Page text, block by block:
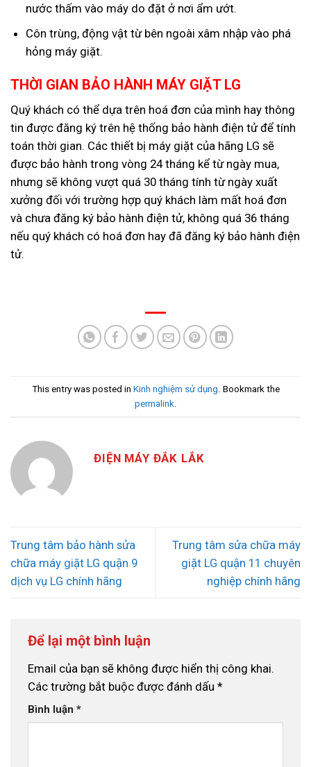
nước thấm vào máy do đặt ở nơi ẩm ướt.
Côn trùng, động vật từ bên ngoài xâm nhập vào phá
hỏng máy giặt.
THỜI GIAN BẢO HÀNH MÁY GIẶT LG
Quý khách có thể dựa trên hoá đơn của mình hay thông
tin được đăng ký trên hệ thống bảo hành điện tử để tính
toán thời gian. Các thiết bị máy giặt của hãng LG sẽ
được bảo hành trong vòng 24 tháng kể từ ngày mua,
nhưng sẽ không vượt quá 30 tháng tính từ ngày xuất
xưởng đối với trường hợp quý khách làm mất hoá đơn
và chưa đăng ký bảo hành điện tử, không quá 36 tháng
nếu quý khách có hoá đơn hay đã đăng ký bảo hành điện
tử.
This entry was posted in Kinh nghiệm sử dụng . Bookmark the
permalink
ĐIỆN MÁY ĐẮK LẮK
Trung tâm bảo hành sửa
chữa máy giặt LG quận 9
dịch vụ LG chính hãng
Trung tâm sửa chữa máy
giặt LG quận 11 chuyên
nghiệp chính hãng
Để lại một bình luận
Email của bạn sẽ không được hiển thị công khai.
Các trường bắt buộc được đánh dấu *
Bình luận *